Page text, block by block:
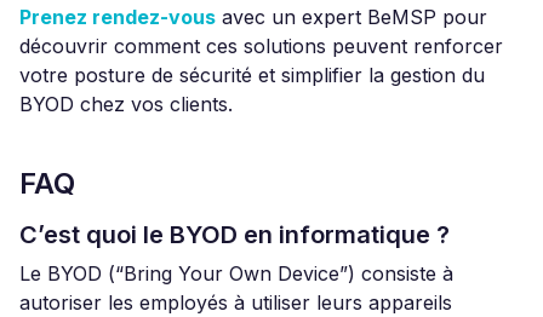
Prenez rendez-vous avec un expert BeMSP pour
découvrir comment ces solutions peuvent renforcer
votre posture de sécurité et simplifier la gestion du
BYOD chez vos clients.
FAQ
C’est quoi le BYOD en informatique ?
Le BYOD (“Bring Your Own Device”) consiste à
autoriser les employés à utiliser leurs appareils